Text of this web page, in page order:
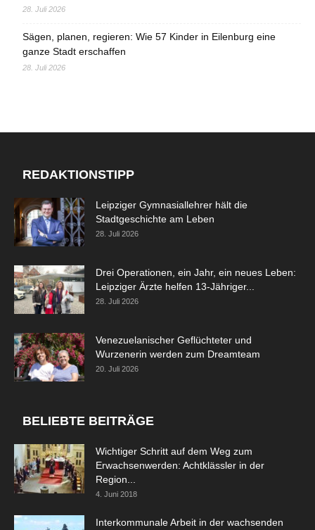
28. Juli 2026
Sägen, planen, regieren: Wie 57 Kinder in Eilenburg eine
ganze Stadt erschaffen
28. Juli 2026
REDAKTIONSTIPP
Leipziger Gymnasiallehrer hält die
Stadtgeschichte am Leben
28. Juli 2026
Drei Operationen, ein Jahr, ein neues Leben:
Leipziger Ärzte helfen 13-Jähriger...
28. Juli 2026
Venezuelanischer Geflüchteter und
Wurzenerin werden zum Dreamteam
20. Juli 2026
BELIEBTE BEITRÄGE
Wichtiger Schritt auf dem Weg zum
Erwachsenwerden: Achtklässler in der
Region...
4. Juni 2018
Interkommunale Arbeit in der wachsenden